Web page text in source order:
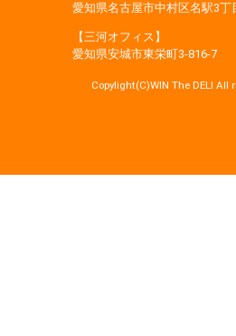
愛知県名古屋市中村区名駅3丁
【三河オフィス】
愛知県安城市東栄町3‐816‐7
Copylight(C)WIN The DELI All